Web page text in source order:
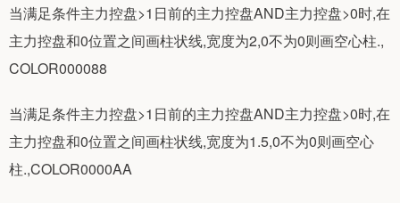
当满足条件主力控盘>1日前的主力控盘AND主力控盘>0时,在
主力控盘和0位置之间画柱状线,宽度为2,0不为0则画空心柱.,
COLOR000088
当满足条件主力控盘>1日前的主力控盘AND主力控盘>0时,在
主力控盘和0位置之间画柱状线,宽度为1.5,0不为0则画空心
柱.,COLOR0000AA